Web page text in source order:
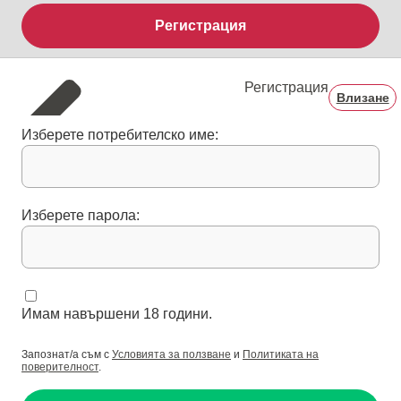
Регистрация
Регистрация
Влизане
Изберете потребителско име:
Изберете парола:
Имам навършени 18 години.
Запознат/а съм с Условията за ползване и Политиката на
поверителност.